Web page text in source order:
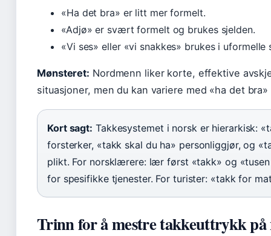
«Ha det bra» er litt mer formelt.
«Adjø» er svært formelt og brukes sjelden.
«Vi ses» eller «vi snakkes» brukes i uformelle
Mønsteret: Nordmenn liker korte, effektive
situasjoner, men du kan variere med «ha det
Kort sagt: Takkesystemet i norsk er hierarkisk:
forsterker, «takk skal du ha» personliggjør, og
plikt. For norsklærere: lær først «takk» og
for spesifikke tjenester. For turister: «takk for
Trinn for å mestre takkeuttrykk på